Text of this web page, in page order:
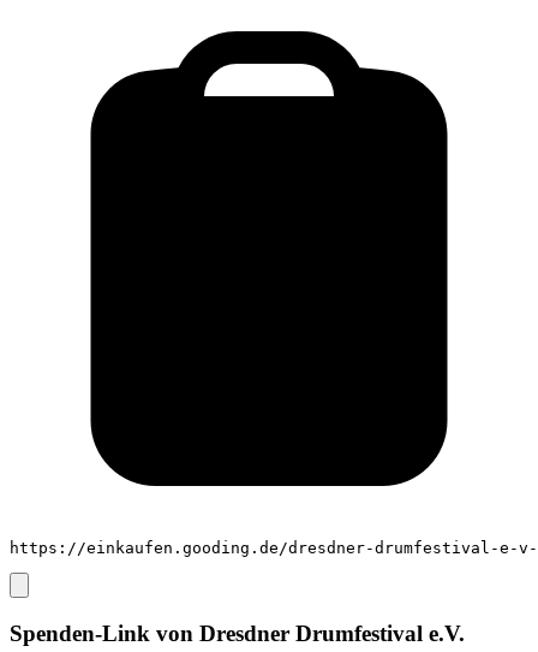
https://einkaufen.gooding.de/dresdner-drumfestival-e-v-
Spenden-Link von Dresdner Drumfestival e.V.